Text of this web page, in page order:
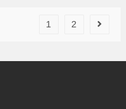
1 2